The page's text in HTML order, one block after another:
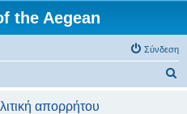
the Aegean
Σύνδεση
απορρήτου